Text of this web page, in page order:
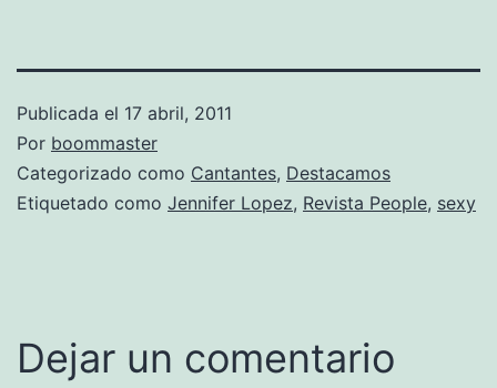
Publicada el 17 abril, 2011
Por boommaster
Categorizado como Cantantes, Destacamos
Etiquetado como Jennifer Lopez, Revista People, sexy
Dejar un comentario